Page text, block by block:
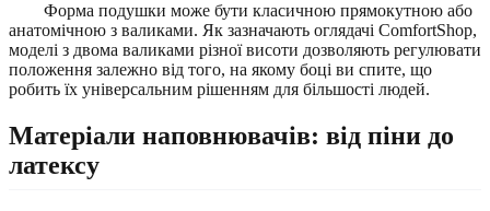
Форма подушки може бути класичною прямокутною або
анатомічною з валиками. Як зазначають оглядачі ComfortShop,
моделі з двома валиками різної висоти дозволяють регулювати
положення залежно від того, на якому боці ви спите, що
робить їх універсальним рішенням для більшості людей.
Матеріали наповнювачів: від піни до
латексу